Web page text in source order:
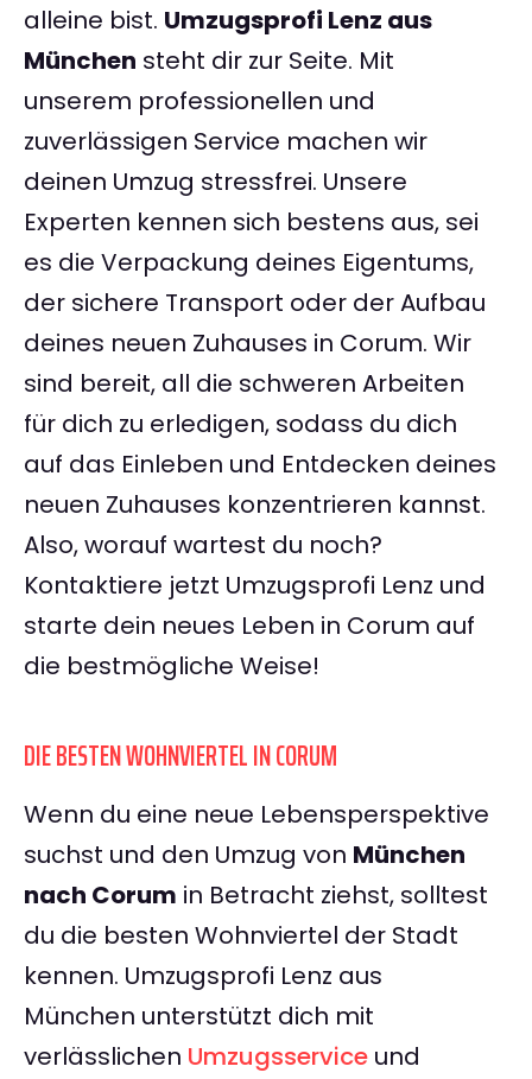
alleine bist. Umzugsprofi Lenz aus
München steht dir zur Seite. Mit
unserem professionellen und
zuverlässigen Service machen wir
deinen Umzug stressfrei. Unsere
Experten kennen sich bestens aus, sei
es die Verpackung deines Eigentums,
der sichere Transport oder der Aufbau
deines neuen Zuhauses in Corum. Wir
sind bereit, all die schweren Arbeiten
für dich zu erledigen, sodass du dich
auf das Einleben und Entdecken deines
neuen Zuhauses konzentrieren kannst.
Also, worauf wartest du noch?
Kontaktiere jetzt Umzugsprofi Lenz und
starte dein neues Leben in Corum auf
die bestmögliche Weise!
DIE BESTEN WOHNVIERTEL IN CORUM
Wenn du eine neue Lebensperspektive
suchst und den Umzug von München
nach Corum in Betracht ziehst, solltest
du die besten Wohnviertel der Stadt
kennen. Umzugsprofi Lenz aus
München unterstützt dich mit
verlässlichen Umzugsservice und